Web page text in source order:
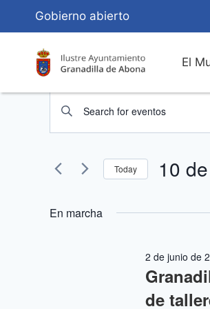
Contenido
Gobierno abierto
El
Eventos
for
10
de
Navegación
de
búsqueda
vistas
Introduce
clave.
para
Today 10
fecha.
En marcha
de
2 de junio de